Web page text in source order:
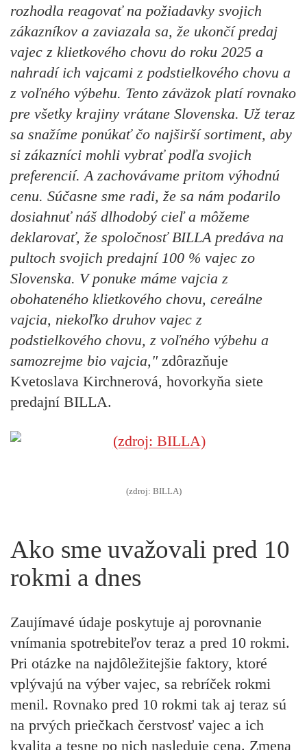
rozhodla reagovať na požiadavky svojich
zákazníkov a zaviazala sa, že ukončí predaj
vajec z klietkového chovu do roku 2025 a
nahradí ich vajcami z podstielkového chovu a
z voľného výbehu. Tento záväzok platí rovnako
pre všetky krajiny vrátane Slovenska. Už teraz
sa snažíme ponúkať čo najširší sortiment, aby
si zákazníci mohli vybrať podľa svojich
preferencií. A zachovávame pritom výhodnú
cenu. Súčasne sme radi, že sa nám podarilo
dosiahnuť náš dlhodobý cieľ a môžeme
deklarovať, že spoločnosť BILLA predáva na
pultoch svojich predajní 100 % vajec zo
Slovenska. V ponuke máme vajcia z
obohateného klietkového chovu, cereálne
vajcia, niekoľko druhov vajec z
podstielkového chovu, z voľného výbehu a
samozrejme bio vajcia," zdôrazňuje
Kvetoslava Kirchnerová, hovorkyňa siete
predajní BILLA.
(zdroj: BILLA)
Ako sme uvažovali pred 10
rokmi a dnes
Zaujímavé údaje poskytuje aj porovnanie
vnímania spotrebiteľov teraz a pred 10 rokmi.
Pri otázke na najdôležitejšie faktory, ktoré
vplývajú na výber vajec, sa rebríček rokmi
menil. Rovnako pred 10 rokmi tak aj teraz sú
na prvých priečkach čerstvosť vajec a ich
kvalita a tesne po nich nasleduje cena. Zmena